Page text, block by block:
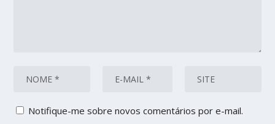
Notifique-me sobre novos comentários por e-mail.